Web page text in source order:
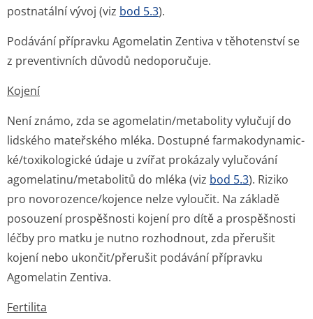
postnatální vývoj (viz bod 5.3).
Podávání přípravku Agomelatin Zentiva v těhotenství se
z preventivních důvodů nedoporučuje.
Kojení
Není známo, zda se agomelatin/me­tabolity vylučují do
lidského mateřského mléka. Dostupné farmakodynamic­
ké/toxikologic­ké údaje u zvířat prokázaly vylučování
agomelatinu/me­tabolitů do mléka (viz bod 5.3). Riziko
pro novorozence/kojence nelze vyloučit. Na základě
posouzení prospěšnosti kojení pro dítě a prospěšnosti
léčby pro matku je nutno rozhodnout, zda přerušit
kojení nebo ukončit/přerušit podávání přípravku
Agomelatin Zentiva.
Fertilita